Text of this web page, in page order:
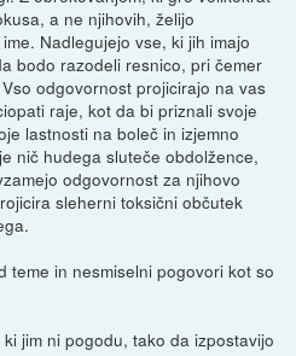
a ne njihovih, želijo
Nadlegujejo vse, ki jih imajo
bodo razodeli resnico, pri čemer
odgovornost projicirajo na vas
raje, kot da bi priznali svoje
lastnosti na boleč in izjemno
nič hudega sluteče obdolžence,
odgovornost za njihovo
sleherni toksični občutek
teme in nesmiselni pogovori kot so
jim ni pogodu, tako da izpostavijo